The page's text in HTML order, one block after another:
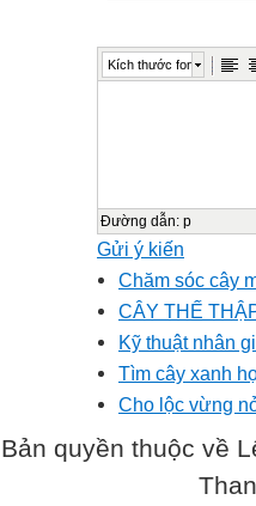
Kích thước font
Đường dẫn: p
Gửi ý kiến
Chăm sóc cây
CÂY THẾ
Kỹ thuật nhân
Tìm cây xanh
Cho lộc vừng
Bản quyền thuộc về